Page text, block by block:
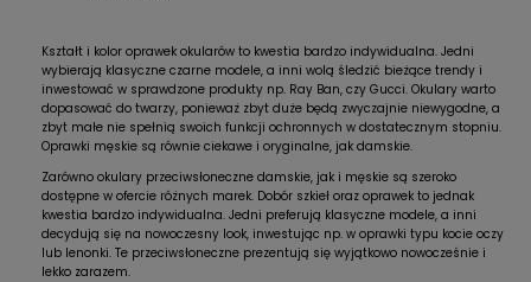
Kształt i kolor oprawek okularów to kwestia bardzo indywidualna. Jedni
wybierają klasyczne czarne modele, a inni wolą śledzić bieżące trendy i
inwestować w sprawdzone produkty np. Ray Ban, czy Gucci. Okulary warto
dopasować do twarzy, ponieważ zbyt duże będą zwyczajnie niewygodne, a
zbyt małe nie spełnią swoich funkcji ochronnych w dostatecznym stopniu.
Oprawki męskie są równie ciekawe i oryginalne, jak damskie.
Zarówno okulary przeciwsłoneczne damskie, jak i męskie są szeroko
dostępne w ofercie różnych marek. Dobór szkieł oraz oprawek to jednak
kwestia bardzo indywidualna. Jedni preferują klasyczne modele, a inni
decydują się na nowoczesny look, inwestując np. w oprawki typu kocie oczy
lub lenonki. Te przeciwsłoneczne prezentują się wyjątkowo nowocześnie i
lekko zarazem.